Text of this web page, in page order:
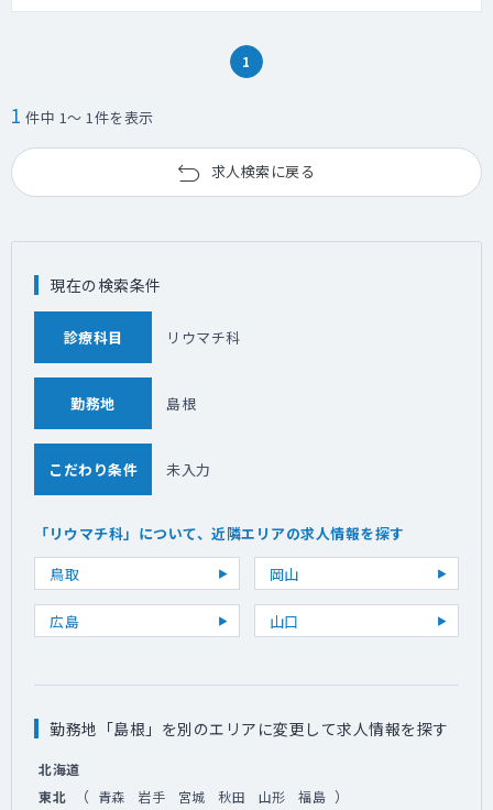
1
1 件中 1～ 1件を表示
求人検索に戻る
現在の検索条件
診療科目 リウマチ科
勤務地 島根
こだわり条件 未入力
「リウマチ科」について、近隣エリアの求人情報を探す
鳥取
岡山
広島 山口
勤務地「島根」を別のエリアに変更して求人情報を探す
北海道
東北
（ 青森 岩手 宮城 秋田 山形 福島 ）